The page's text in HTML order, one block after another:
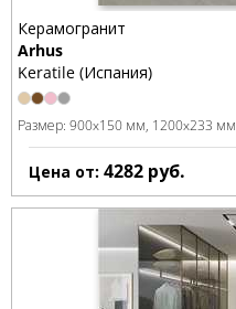
Керамогранит
Arhus
Keratile (Испания)
Размер: 900x150 мм 1200x233 мм
Цена от: 4282 руб.